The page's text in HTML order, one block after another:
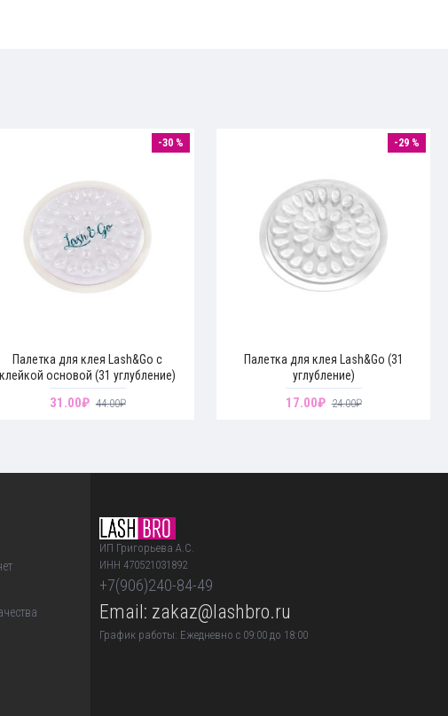
-30 %
Палетка для клея Lash&Go с
клейкой основой (31 углубление)
31.00₽ 44.00₽
-29 %
Палетка для клея Lash&Go (31
углубление)
17.00₽ 24.00₽
ИП Григорьева А.С.
ИНН 470521031892
+7(906)240-84-49
Email: zakaz@lashbro.ru
График работы: Ежедневно с 09:00 до 18:00